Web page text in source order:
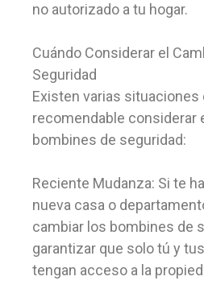
no autorizado a tu hogar.
Cuándo Considerar el
Seguridad
Existen varias situaciones
recomendable considerar
bombines de seguridad:
Reciente Mudanza: Si te
nueva casa o
cambiar los bombines de
garantizar que solo tú y
tengan acceso a la